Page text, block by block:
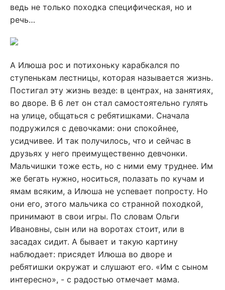
ведь не только походка специфическая, но и
речь…
А Илюша рос и потихоньку карабкался по
ступенькам лестницы, которая называется жизнь.
Постигал эту жизнь везде: в центрах, на занятиях,
во дворе. В 6 лет он стал самостоятельно гулять
на улице, общаться с ребятишками. Сначала
подружился с девочками: они спокойнее,
усидчивее. И так получилось, что и сейчас в
друзьях у него преимущественно девчонки.
Мальчишки тоже есть, но с ними ему труднее. Им
же бегать нужно, носиться, полазать по кучам и
ямам всяким, а Илюша не успевает попросту. Но
они его, этого мальчика со странной походкой,
принимают в свои игры. По словам Ольги
Ивановны, сын или на воротах стоит, или в
засадах сидит. А бывает и такую картину
наблюдает: присядет Илюша во дворе и
ребятишки окружат и слушают его. «Им с сыном
интересно», - с радостью отмечает мама.